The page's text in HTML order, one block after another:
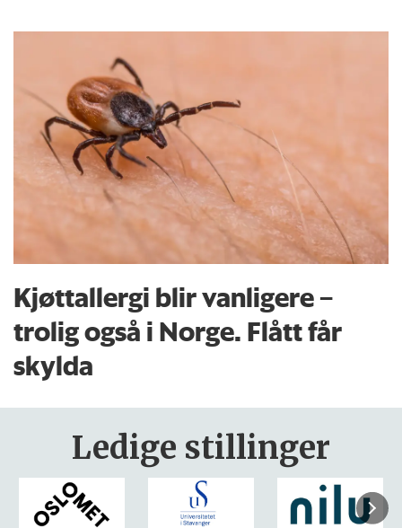
Kjøttallergi blir vanligere –
trolig også i Norge. Flått får
skylda
Ledige stillinger